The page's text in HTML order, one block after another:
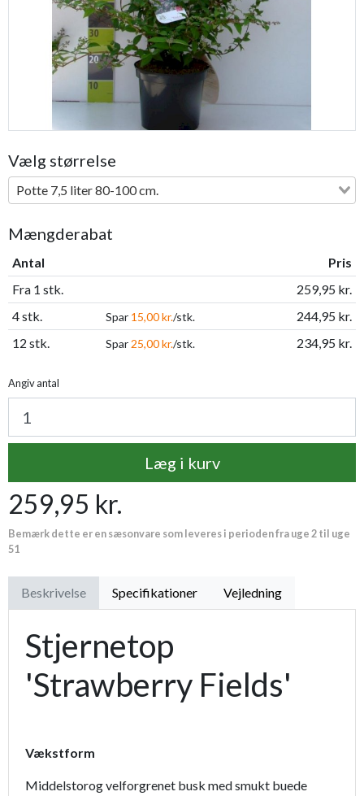
Vælg størrelse
Potte 7,5 liter 80-100 cm.
Mængderabat
Antal
Pris
Fra 1 stk.
259,95 kr.
4 stk.
Spar 15,00 kr./stk.
244,95 kr.
12 stk.
Spar 25,00 kr./stk. 234,95 kr.
Angiv antal
Læg i kurv
259,95 kr.
Bemærk dette er en sæsonvare som leveres i perioden fra uge 2 til uge
51
Beskrivelse Specifikationer Vejledning
Stjernetop
'Strawberry Fields'
Vækstform
Middelstorog velforgrenet busk med smukt buede